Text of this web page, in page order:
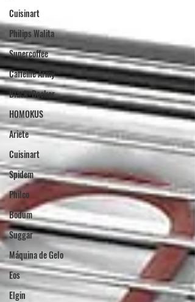
Cuisinart
Philips Walita
Supercoffee
Caffeine Army
Black+Decker
HOMOKUS
Ariete
Cuisinart
Spidem
Philco
Bodum
Suggar
Máquina de Gelo
Eos
Elgin